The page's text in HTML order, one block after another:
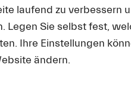
erkäre ich mich
über Lucerne
darf. Ich nehme zur
entstehen, an mich
laufend zu verbessern
Legen Sie selbst fest,
Ihre Einstellungen
ändern.